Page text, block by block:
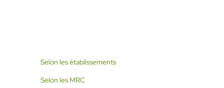
Selon les établissements
Selon les MRC